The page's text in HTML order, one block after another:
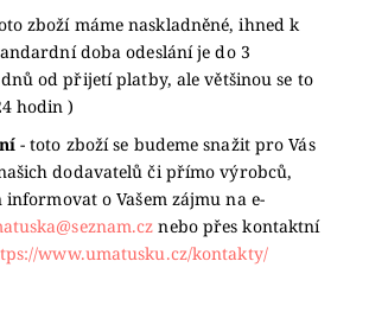
zboží máme naskladněné, ihned k
doba odeslání je do 3
od přijetí platby, ale většinou se to
hodin )
- toto zboží se budeme snažit pro Vás
dodavatelů či přímo výrobců,
informovat o Vašem zájmu na e-
nebo přes kontaktní
www.umatusku.cz/kontakty/